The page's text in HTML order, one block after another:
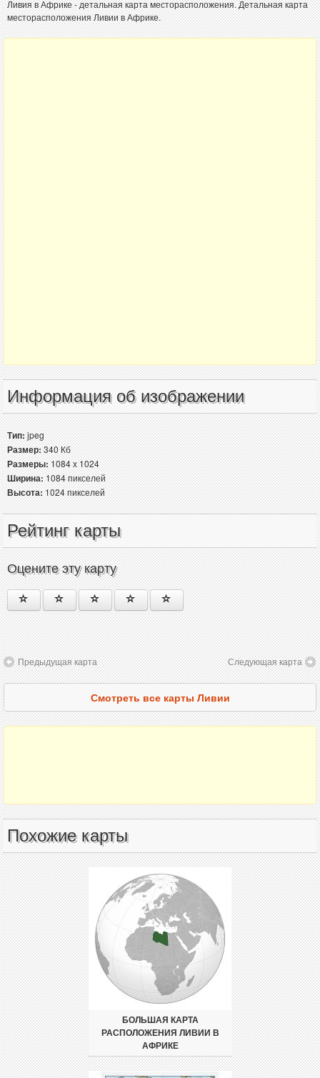
Ливия в Африке - детальная карта месторасположения. Детальная карта
месторасположения Ливии в Африке.
Информация об изображении
Тип:jpeg
Размер:340 Кб
Размеры:1084 x 1024
Ширина:1084 пикселей
Высота:1024 пикселей
Рейтинг карты
Оцените эту карту
Предыдущая карта Следующая карта
Смотреть все карты Ливии
Похожие карты
БОЛЬШАЯ КАРТА
РАСПОЛОЖЕНИЯ ЛИВИИ В
АФРИКЕ